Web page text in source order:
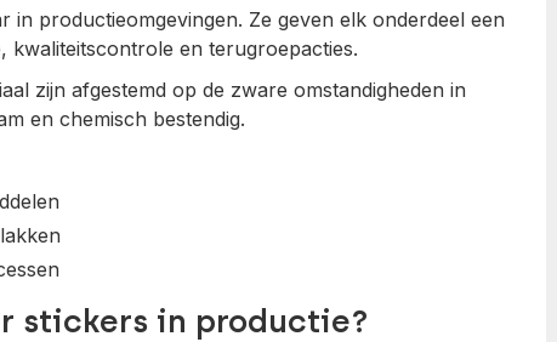
in productieomgevingen. Ze geven elk onderdeel een
kwaliteitscontrole en terugroepacties.
zijn afgestemd op de zware omstandigheden in
en chemisch bestendig.
stickers in productie?